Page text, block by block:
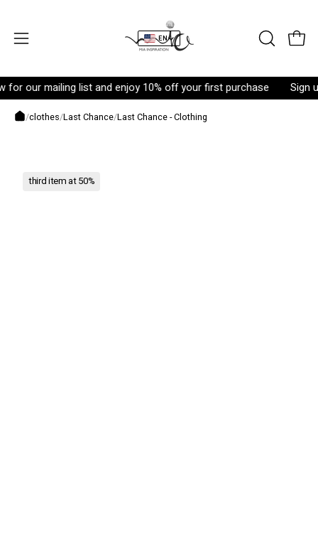
contentOpen
menu
EN
OPEN
BAR
our mailing list and enjoy 10% off your first purchase Sign
/clothes/Last Chance/Last Chance - Clothing
third item at 50%